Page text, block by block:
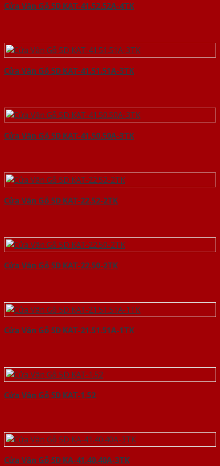
Cửa Vân Gỗ 5D KAT-41.52.52A-4TK
Cửa Vân Gỗ 5D KAT-41.51.51A-3TK
Cửa Vân Gỗ 5D KAT-41.50.50A-3TK
Cửa Vân Gỗ 5D KAT-22.52-2TK
Cửa Vân Gỗ 5D KAT-22.50-2TK
Cửa Vân Gỗ 5D KAT-21.51.51A-1TK
Cửa Vân Gỗ 5D KAT-1.52
Cửa Vân Gỗ 5D KA-41.40.40A-3TK